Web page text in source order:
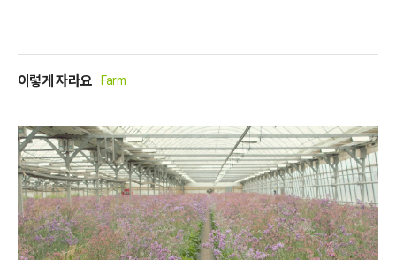
이렇게 자라요 Farm